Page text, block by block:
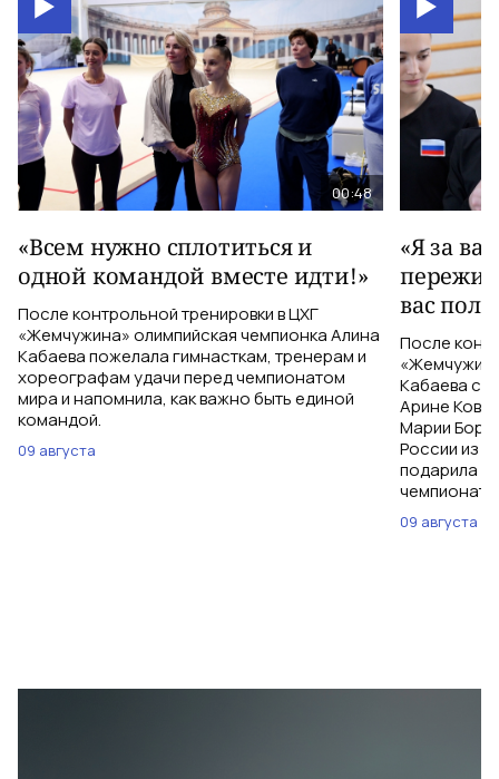
00:48
«Всем нужно сплотиться и
одной командой вместе идти!»
После контрольной тренировки в ЦХГ
«Жемчужина» олимпийская чемпионка Алина
Кабаева пожелала гимнасткам, тренерам и
хореографам удачи перед чемпионатом
мира и напомнила, как важно быть единой
командой.
09 августа
«Я за
вас
После
Кабаева
Арине
Марии
России из
подарила
чемпионат
09 августа